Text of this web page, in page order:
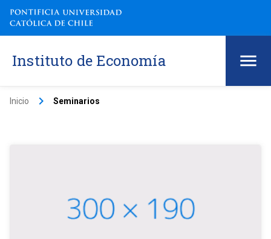
Instituto de Economía
Inicio keyboard_arrow_right Seminarios